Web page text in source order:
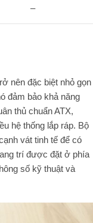
–
nên đặc biệt nhỏ gọn
đảm bảo khả năng
thủ chuẩn ATX,
hệ thống lắp ráp. Bộ
vát tinh tế để có
trí được đặt ở phía
số kỹ thuật và